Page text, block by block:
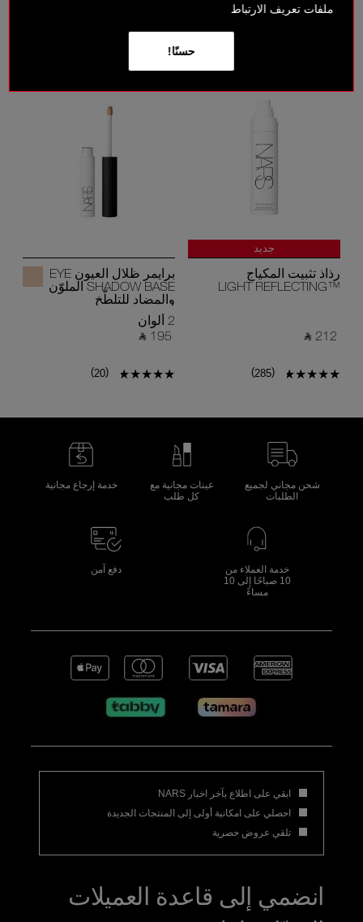
ملفات تعريف الارتباط
حسنًا!
جديد
رذاذ تثبيت المكياج
™LIGHT REFLECTING
‎ ⃁ 212 ‎
(
285
)
برايمر ظلال العيون EYE
SHADOW BASE الملوّن
والمضاد للتلطّخ
2 ألوان
‎ ⃁ 195 ‎
(
20
)
شحن مجاني لجميع
الطلبات
عينات مجانية مع
كل طلب
خدمة إرجاع مجانية
خدمة العملاء من
10 صباحًا إلى 10
مساءً
دفع آمن
ابقي على اطلاع بآخر اخبار NARS
احصلي على امكانية أولى إلى المنتجات الجديدة
تلقي عروض حصرية
انضمي إلى قاعدة العميلات